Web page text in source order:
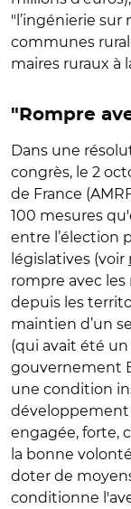
"l’ingénierie
communes
maires ruraux à
"Rompre
Dans une
congrès, le 2
de France
100 mesures
entre l’élection
législatives (voir
rompre avec
depuis les
maintien d’un
(qui avait été
gouvernement
une condition
engagée, forte,
la bonne
doter de
conditionne